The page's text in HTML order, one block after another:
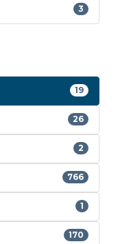
3
19
26
2
766
1
170